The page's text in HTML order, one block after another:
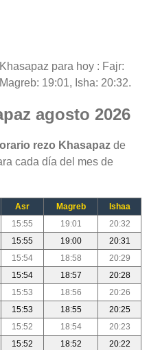
para hoy : Fajr:
19:01, Isha: 20:32.
agosto 2026
rezo Khasapaz de
cada día del mes de
Asr Magreb
Ishaa
15:55 19:01
20:32
15:55 19:00
20:31
15:54 18:58
20:29
15:54 18:57
20:28
15:53 18:56
20:26
15:53 18:55
20:25
15:52 18:54
20:23
15:52 18:52
20:22